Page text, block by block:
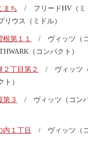
ント
ング
ビス
まち / フリードHV（ミ
ウス（ミドル）
根第１１
/ ヴィッツ（
（コンパクト）
２丁目第２
/ ヴィッツ（
ト）
第３
/ ヴィッツ（コン
内１丁目
/ ヴィッツ（